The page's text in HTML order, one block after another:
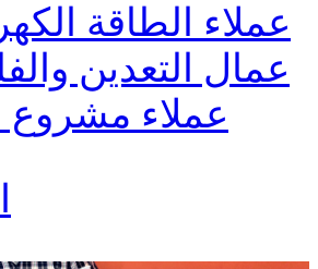
عملاء الطاقة
عمال التعدين
عملاء مشروع